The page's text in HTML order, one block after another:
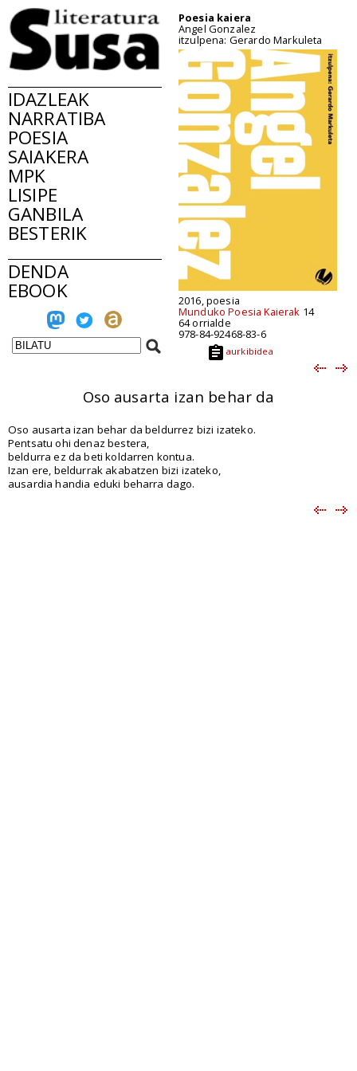
IDAZLEAK
NARRATIBA
POESIA
SAIAKERA
MPK
LISIPE
GANBILA
BESTERIK
DENDA
EBOOK
Poesia kaiera
Angel Gonzalez
itzulpena: Gerardo Markuleta
2016, poesia
Munduko Poesia Kaierak 14
64 orrialde
978-84-92468-83-6
aurkibidea
Oso ausarta izan behar da
Oso ausarta izan behar da beldurrez bizi izateko.
Pentsatu ohi denaz bestera,
beldurra ez da beti koldarren kontua.
Izan ere, beldurrak akabatzen bizi izateko,
ausardia handia eduki beharra dago.